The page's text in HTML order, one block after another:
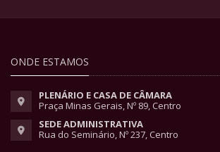
ONDE ESTAMOS
PLENÁRIO E CASA DE CÂMARA
Praça Minas Gerais, Nº 89, Centro
SEDE ADMINISTRATIVA
Rua do Seminário, Nº 237, Centro